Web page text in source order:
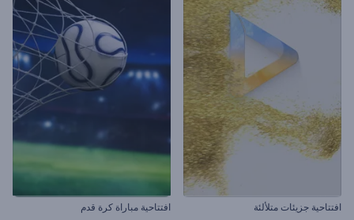
افتتاحية جزيئات متلألئة افتتاحية مباراة كرة قدم